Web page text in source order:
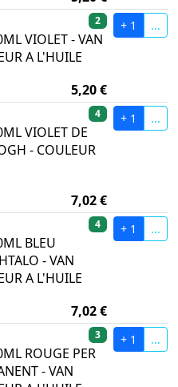
VIOLET - VAN
A L'HUILE
2
5,20 €
+ 1 ...
VIOLET DE
- COULEUR
4
7,02 €
+ 1 ...
BLEU
- VAN
A L'HUILE
4
7,02 €
+ 1 ...
ROUGE PER
- VAN
3 + 1 ...